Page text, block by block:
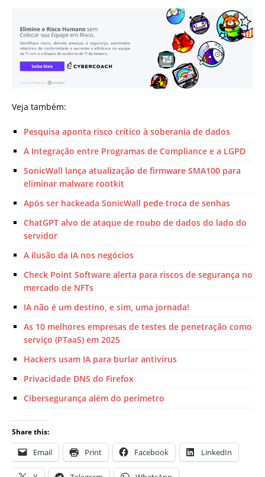
Veja também:
Pesquisa aponta risco crítico à soberania de dados
A Integração entre Programas de Compliance e a LGPD
SonicWall lança atualização de firmware SMA100 para
eliminar malware rootkit
Após ser hackeada SonicWall pede troca de senhas
ChatGPT alvo de ataque de roubo de dados do lado do
servidor
A ilusão da IA nos negócios
Check Point Software alerta para riscos de segurança no
mercado de NFTs
IA não é um destino, e sim, uma jornada!
As 10 melhores empresas de testes de penetração como
serviço (PTaaS) em 2025
Hackers usam IA para burlar antivírus
Privacidade DNS do Firefox
Cibersegurança além do perímetro
Share this:
Email Print Facebook LinkedIn